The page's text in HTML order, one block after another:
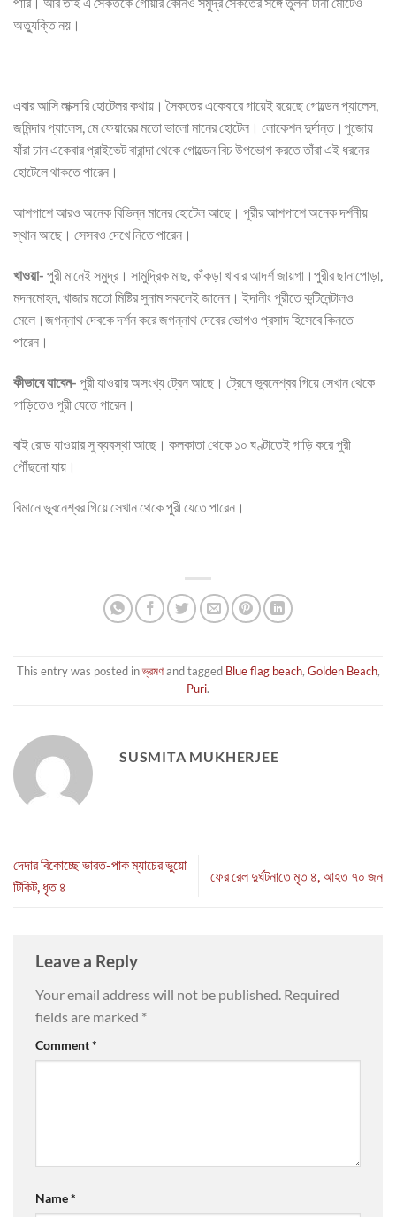
অত্যুক্তি নয়।
এবার আসি লাক্সারি হোটেলর কথায়। সৈকতের একেবারে গায়েই রয়েছে গোল্ডেন প্যালেস,
জমিন্দার প্যালেস, মে ফেয়ারের মতো ভালো মানের হোটেল। লোকেশন দুর্দান্ত।পুজোয়
যাঁরা চান একেবার প্রাইভেট বারান্দা থেকে গোল্ডেন বিচ উপভোগ করতে তাঁরা এই ধরনের
হোটেলে থাকতে পারেন।
আশপাশে আরও অনেক বিভিন্ন মানের হোটেল আছে। পুরীর আশপাশে অনেক দর্শনীয়
স্থান আছে। সেসবও দেখে নিতে পারেন।
খাওয়া- পুরী মানেই সমুদ্র। সামুদ্রিক মাছ, কাঁকড়া খাবার আদর্শ জায়গা।পুরীর ছানাপোড়া,
মদনমোহন, খাজার মতো মিষ্টির সুনাম সকলেই জানেন। ইদানীং পুরীতে কন্টিনেন্টালও
মেলে।জগন্নাথ দেবকে দর্শন করে জগন্নাথ দেবের ভোগও প্রসাদ হিসেবে কিনতে
পারেন।
কীভাবে যাবেন- পুরী যাওয়ার অসংখ্য ট্রেন আছে। ট্রেনে ভুবনেশ্বর গিয়ে সেখান থেকে
গাড়িতেও পুরী যেতে পারেন।
বাই রোড যাওয়ার সু ব্যবস্থা আছে। কলকাতা থেকে ১০ ঘণ্টাতেই গাড়ি করে পুরী
পৌঁছনো যায়।
বিমানে ভুবনেশ্বর গিয়ে সেখান থেকে পুরী যেতে পারেন।
This entry was posted inভ্রমণand tagged Blue flag beach, Golden Beach,
Puri.
SUSMITA MUKHERJEE
দেদার বিকোচ্ছে ভারত-পাক ম্যাচের ভুয়ো
টিকিট, ধৃত ৪
ফের রেল দুর্ঘটনাতে মৃত ৪, আহত ৭০ জন
Leave a Reply
Your email address will not be published. Required
fields are marked *
Comment*
Name*